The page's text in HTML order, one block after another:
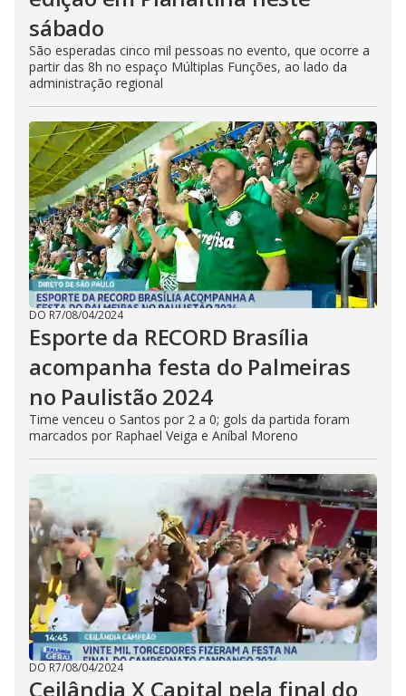
sábado
São esperadas cinco mil pessoas no evento, que ocorre a
partir das 8h no espaço Múltiplas Funções, ao lado da
administração regional
DO R7/08/04/2024
Esporte da RECORD Brasília
acompanha festa do Palmeiras
no Paulistão 2024
Time venceu o Santos por 2 a 0; gols da partida foram
marcados por Raphael Veiga e Aníbal Moreno
DO R7/08/04/2024
Ceilândia X Capital pela final do